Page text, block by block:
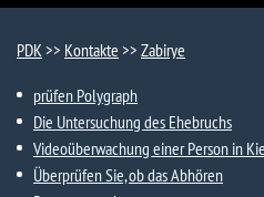
PDK>> Kontakte >> Zabirye​
prüfen Polygraph
Die Untersuchung des Ehebruchs
Videoüberwachung einer Person in
Überprüfen Sie, ob das Abhören